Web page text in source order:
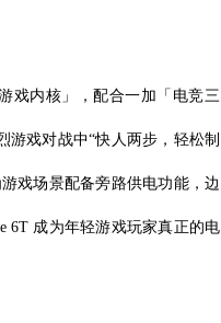
戏内核」，配合一加「电竞三
游戏对战中“快人两步，轻松制
戏场景配备旁路供电功能，边
6T 成为年轻游戏玩家真正的电